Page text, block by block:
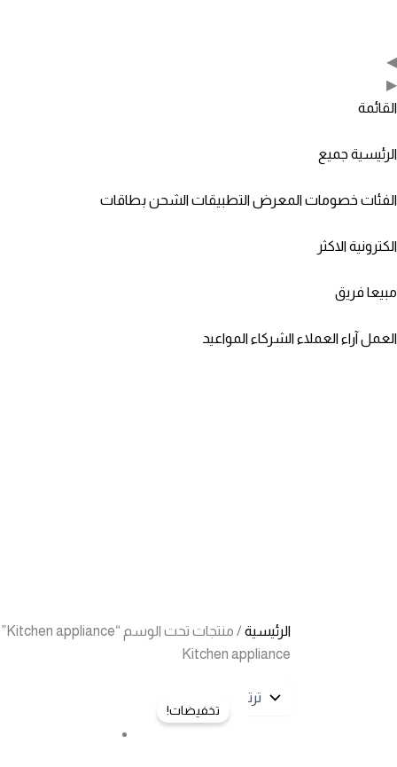
◀
▶
القائمة
الرئيسية جميع
الفئات خصوماتالمعرضالتطبيقاتالشحن بطاقات
الكترونيةالاكثر
مبيعا فريق
العمل آراء العملاءالشركاءالمواعيد
الرئيسية / منتجات تحت الوسم “Kitchen appliance”
Kitchen appliance
تخفيضات!